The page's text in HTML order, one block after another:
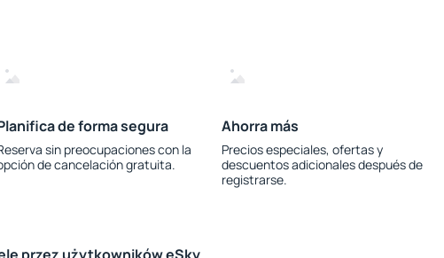
de forma segura
sin preocupaciones con la
de cancelación gratuita.
Ahorra más
Precios especiales, ofertas y
descuentos adicionales después de
registrarse.